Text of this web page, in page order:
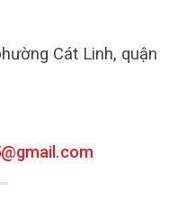
Cát Linh, quận